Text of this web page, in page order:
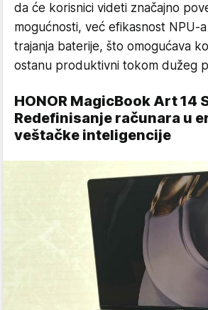
da će korisnici videti značajno
mogućnosti, već efikasnost NPU-
trajanja baterije, što omogućava
ostanu produktivni tokom dužeg
HONOR MagicBook Art 14
Redefinisanje računara u
veštačke inteligencije